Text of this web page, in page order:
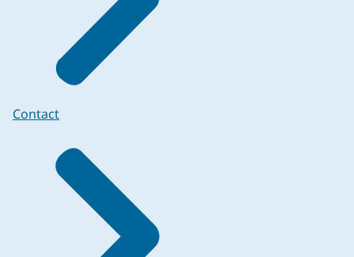
Contact